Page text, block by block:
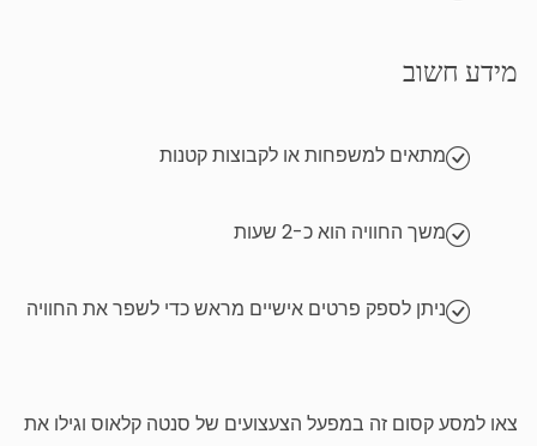
מידע חשוב
מתאים למשפחות או לקבוצות קטנות
משך החוויה הוא כ-2 שעות
ניתן לספק פרטים אישיים מראש כדי לשפר את החוויה
צאו למסע קסום זה במפעל הצעצועים של סנטה קלאוס וגילו את